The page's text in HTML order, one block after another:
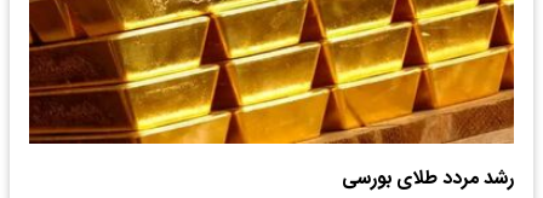
رشد مردد طلای بورسی